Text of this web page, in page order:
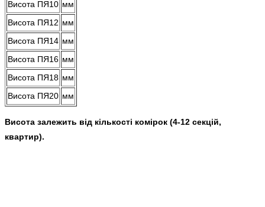
Висота ПЯ10 мм
Висота ПЯ12 мм
Висота ПЯ14 мм
Висота ПЯ16 мм
Висота ПЯ18 мм
Висота ПЯ20 мм
Висота залежить від кількості комірок (4-12 секцій,
квартир).